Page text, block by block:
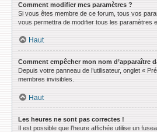
Comment modifier mes paramètres ?
Si vous êtes membre de ce forum, tous vos
vous permettra de modifier tous les paramètres
Haut
Comment empêcher mon nom d’apparaître
Depuis votre panneau de l’utilisateur, onglet «
membres invisibles.
Haut
Les heures ne sont pas correctes !
Il est possible que l’heure affichée utilise un